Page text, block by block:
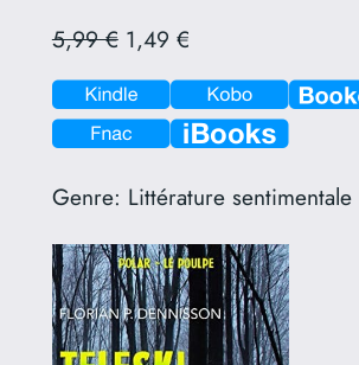
5,99 €1,49 €
Genre: Littérature sentimentale